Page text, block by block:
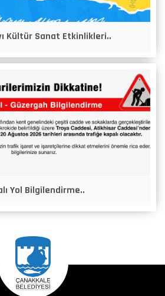
Kültür Sanat Etkinlikleri..
Yol Bilgilendirme..